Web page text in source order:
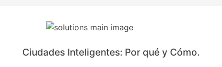
Ciudades Inteligentes: Por qué y Cómo.